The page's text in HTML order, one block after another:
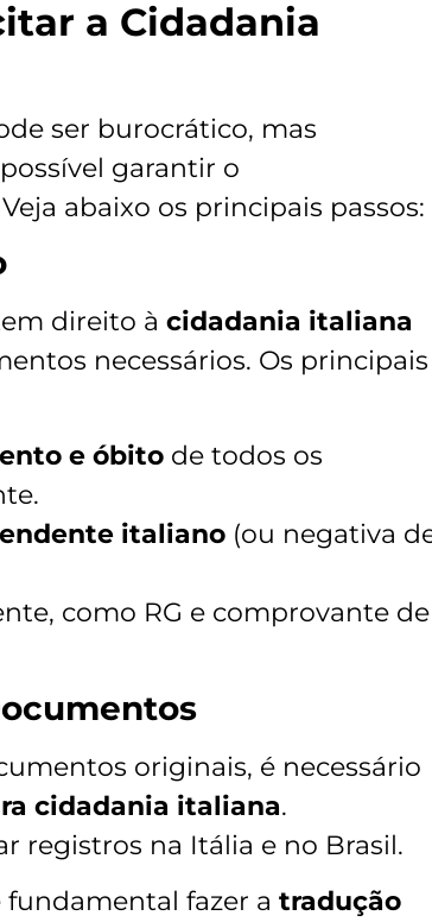
a Cidadania
ser burocrático, mas
garantir o
abaixo os principais passos:
direito à cidadania italiana
necessários. Os principais
e óbito de todos os
italiano (ou negativa
como RG e comprovante de
originais, é necessário
cidadania italiana.
registros na Itália e no Brasil.
fazer a tradução